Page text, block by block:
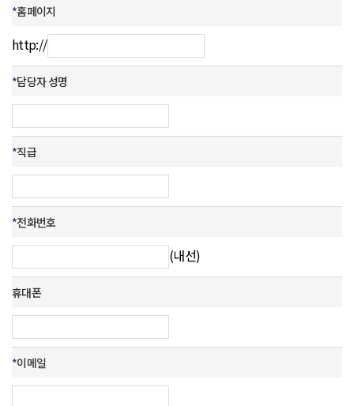
*홈페이지
http://
*담당자 성명
*직급
*전화번호
(내선)
휴대폰
*이메일